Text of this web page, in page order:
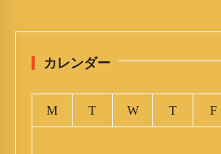
カレンダー
M T W T F